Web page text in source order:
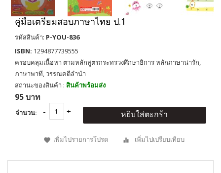
คู่มือเตรียมสอบภาษาไทย ป.1
รหัสสินค้า: P-YOU-836
ISBN: 1294877739555
ครอบคลุมเนื้อหา ตามหลักสูตรกระทรวงศึกษาธิการ หลักภาษาน่ารัก,
ภาษาพาที, วรรณคดีลำนำ
สถานะของสินค้า : สินค้าพร้อมส่ง
95 บาท
จำนวน: หยิบใส่ตะกร้า
เพิ่มไปรายการโปรด เพิ่มไปเปรียบเทียบ